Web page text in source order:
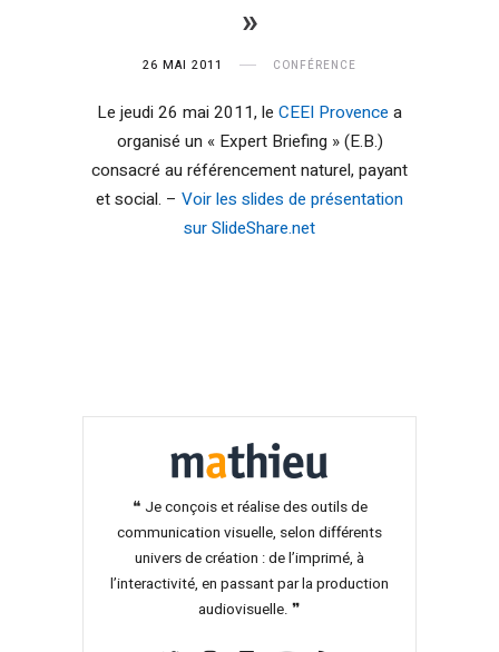
»
26 MAI 2011 CONFÉRENCE
Le jeudi 26 mai 2011, le CEEI Provence a
organisé un « Expert Briefing » (E.B.)
consacré au référencement naturel, payant
et social. – Voir les slides de présentation
sur SlideShare.net
❝ Je conçois et réalise des outils de
communication visuelle, selon différents
univers de création : de l’imprimé, à
l’interactivité, en passant par la production
audiovisuelle. ❞